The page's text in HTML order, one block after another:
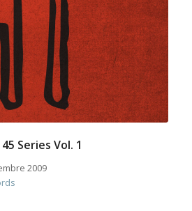
Series Vol. 1
2009